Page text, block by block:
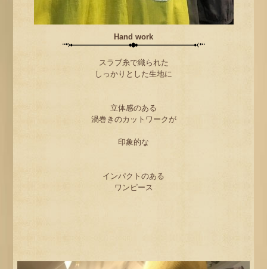
Hand work
スラブ糸で織られた
しっかりとした生地に
立体感のある
渦巻きのカットワークが
印象的な
インパクトのある
ワンピース